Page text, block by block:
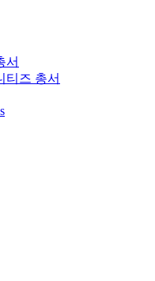
서
티즈 총서